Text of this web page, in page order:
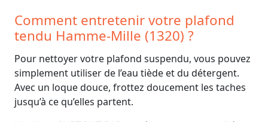
Comment entretenir votre plafond
tendu Hamme-Mille (1320) ?
Pour nettoyer votre plafond suspendu, vous pouvez
simplement utiliser de l’eau tiède et du détergent.
Avec un loque douce, frottez doucement les taches
jusqu’à ce qu’elles partent.